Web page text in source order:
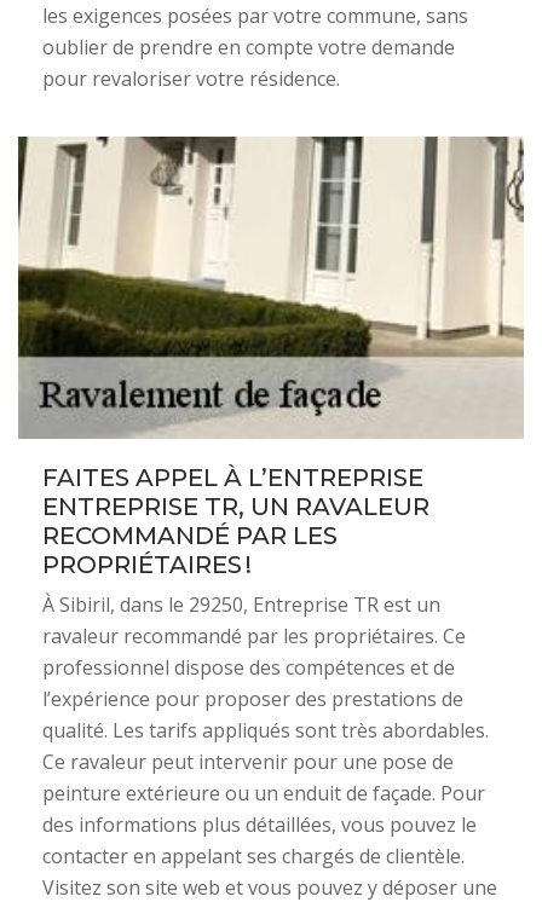
les exigences posées par votre commune, sans
oublier de prendre en compte votre demande
pour revaloriser votre résidence.
FAITES APPEL À L’ENTREPRISE
ENTREPRISE TR, UN RAVALEUR
RECOMMANDÉ PAR LES
PROPRIÉTAIRES !
À Sibiril, dans le 29250, Entreprise TR est un
ravaleur recommandé par les propriétaires. Ce
professionnel dispose des compétences et de
l’expérience pour proposer des prestations de
qualité. Les tarifs appliqués sont très abordables.
Ce ravaleur peut intervenir pour une pose de
peinture extérieure ou un enduit de façade. Pour
des informations plus détaillées, vous pouvez le
contacter en appelant ses chargés de clientèle.
Visitez son site web et vous pouvez y déposer une